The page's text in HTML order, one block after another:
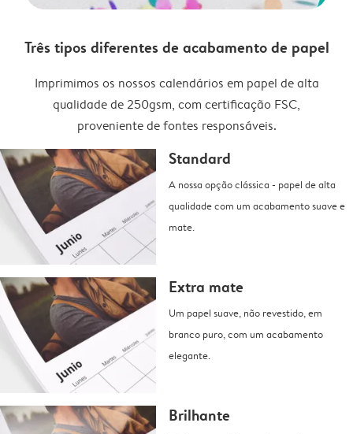
Três tipos diferentes de acabamento de papel
Imprimimos os nossos calendários em papel de alta
qualidade de 250gsm, com certificação FSC,
proveniente de fontes responsáveis.
Standard
A nossa opção clássica - papel de alta
qualidade com um acabamento suave e
mate.
Extra mate
Um papel suave, não revestido, em
branco puro, com um acabamento
elegante.
Brilhante